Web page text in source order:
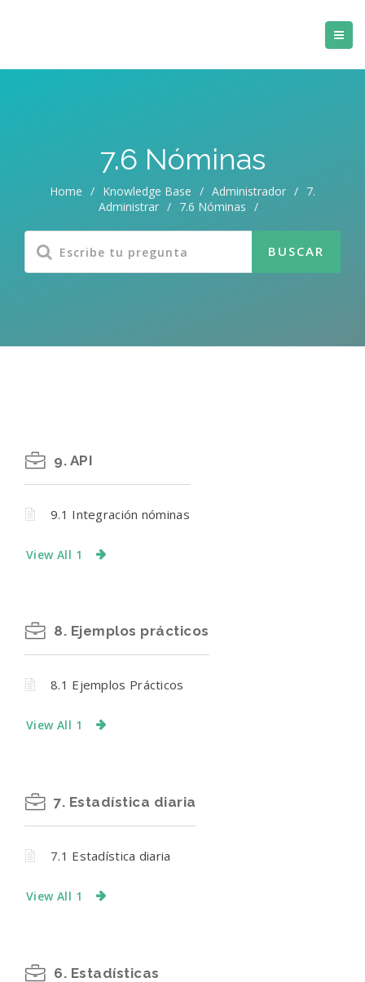
7.6 Nóminas
Home / Knowledge Base / Administrador / 7.
Administrar / 7.6 Nóminas /
9. API
9.1 Integración nóminas
View All 1
8. Ejemplos prácticos
8.1 Ejemplos Prácticos
View All 1
7. Estadística diaria
7.1 Estadística diaria
View All 1
6. Estadísticas